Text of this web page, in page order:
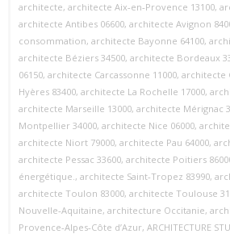
architecte, architecte Aix‑en‑Provence 13100,
architecte Antibes 06600, architecte Avignon
consommation, architecte Bayonne 64100,
architecte Béziers 34500, architecte Bordeaux
06150, architecte Carcassonne 11000, architecte
Hyères 83400, architecte La Rochelle 17000,
architecte Marseille 13000, architecte Mérignac
Montpellier 34000, architecte Nice 06000,
architecte Niort 79000, architecte Pau 64000,
architecte Pessac 33600, architecte Poitiers
énergétique., architecte Saint‑Tropez 83990,
architecte Toulon 83000, architecte Toulouse
Nouvelle‑Aquitaine, architecture Occitanie,
Provence‑Alpes‑Côte d’Azur, ARCHITECTURE